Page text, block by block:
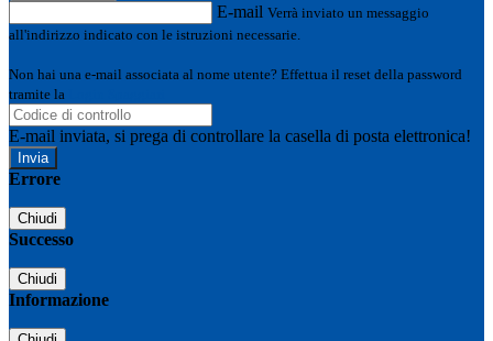
E-mail Verrà inviato un messaggio
all'indirizzo indicato con le istruzioni necessarie.
Non hai una e-mail associata al nome utente? Effettua il reset della password
tramite la
E-mail inviata, si prega di controllare la casella di posta elettronica!
Errore
Chiudi
Successo
Chiudi
Informazione